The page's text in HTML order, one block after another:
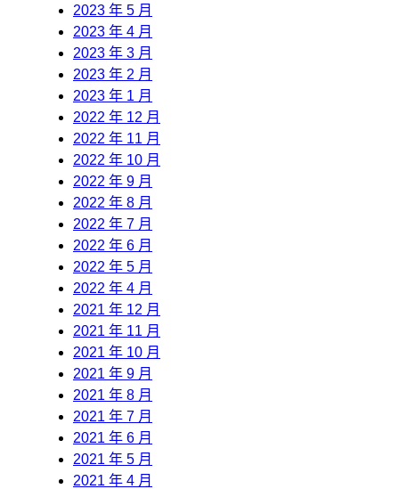
2023 年 5 月
2023 年 4 月
2023 年 3 月
2023 年 2 月
2023 年 1 月
2022 年 12 月
2022 年 11 月
2022 年 10 月
2022 年 9 月
2022 年 8 月
2022 年 7 月
2022 年 6 月
2022 年 5 月
2022 年 4 月
2021 年 12 月
2021 年 11 月
2021 年 10 月
2021 年 9 月
2021 年 8 月
2021 年 7 月
2021 年 6 月
2021 年 5 月
2021 年 4 月